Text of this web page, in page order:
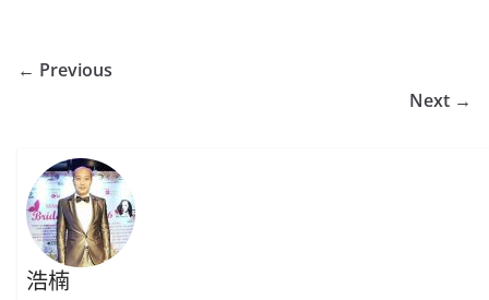
← Previous
Next →
浩楠